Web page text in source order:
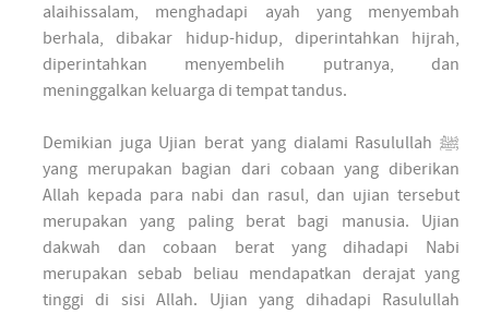
alaihissalam, menghadapi ayah yang menyembah
berhala, dibakar hidup-hidup, diperintahkan hijrah,
diperintahkan menyembelih putranya, dan
meninggalkan keluarga di tempat tandus.
Demikian juga Ujian berat yang dialami Rasulullah ﷺ
yang merupakan bagian dari cobaan yang diberikan
Allah kepada para nabi dan rasul, dan ujian tersebut
merupakan yang paling berat bagi manusia. Ujian
dakwah dan cobaan berat yang dihadapi Nabi
merupakan sebab beliau mendapatkan derajat yang
tinggi di sisi Allah. Ujian yang dihadapi Rasulullah